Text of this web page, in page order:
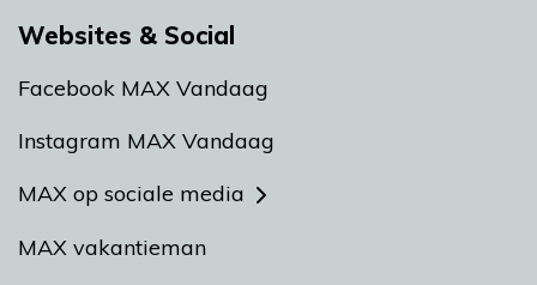
Websites & Social
Facebook MAX Vandaag
Instagram MAX Vandaag
MAX op sociale media
MAX vakantieman